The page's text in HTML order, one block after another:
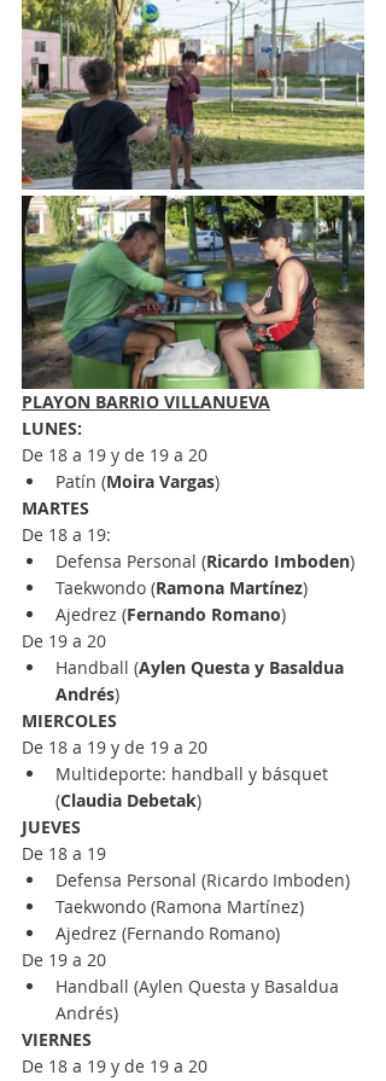
PLAYON BARRIO VILLANUEVA
LUNES:
De 18 a 19 y de 19 a 20
Patín (Moira Vargas)
MARTES
De 18 a 19:
Defensa Personal (Ricardo Imboden)
Taekwondo (Ramona Martínez)
Ajedrez (Fernando Romano)
De 19 a 20
Handball (Aylen Questa y Basaldua
Andrés)
MIERCOLES
De 18 a 19 y de 19 a 20
Multideporte: handball y básquet
(Claudia Debetak)
JUEVES
De 18 a 19
Defensa Personal (Ricardo Imboden)
Taekwondo (Ramona Martínez)
Ajedrez (Fernando Romano)
De 19 a 20
Handball (Aylen Questa y Basaldua
Andrés)
VIERNES
De 18 a 19 y de 19 a 20